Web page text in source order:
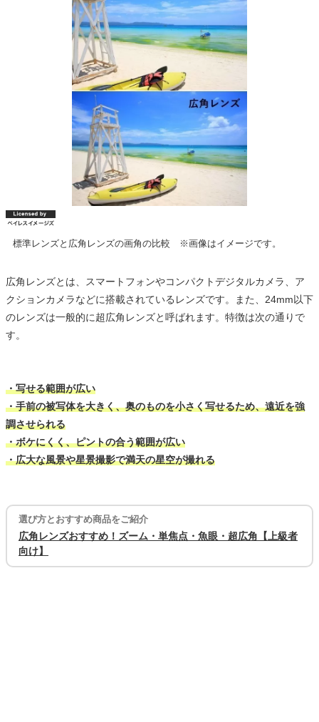
標準レンズと広角レンズの画角の比較 ※画像はイメージです。
広角レンズとは、スマートフォンやコンパクトデジタルカメラ、ア
クションカメラなどに搭載されているレンズです。また、24mm以下
のレンズは一般的に超広角レンズと呼ばれます。特徴は次の通りで
す。
・写せる範囲が広い
・手前の被写体を大きく、奥のものを小さく写せるため、遠近を強
調させられる
・ボケにくく、ピントの合う範囲が広い
・広大な風景や星景撮影で満天の星空が撮れる
選び方とおすすめ商品をご紹介
広角レンズおすすめ！ズーム・単焦点・魚眼・超広角【上級者
向け】